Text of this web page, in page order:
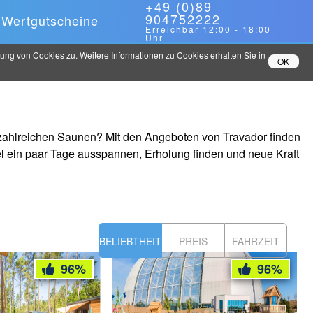
von Cookies zu. Weitere Informationen zu Cookies erhalten Sie in
OK
Wertgutscheine
+49 (0)89
904752222
Erreichbar 12:00 - 18:00
Uhr
Saunen? Mit den Angeboten von Travador finden
paar Tage ausspannen, Erholung finden und neue Kraft
BELIEBTHEIT PREIS FAHRZEIT
96% 96%